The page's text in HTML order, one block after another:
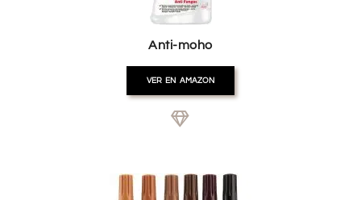
Anti-moho
VER EN AMAZON